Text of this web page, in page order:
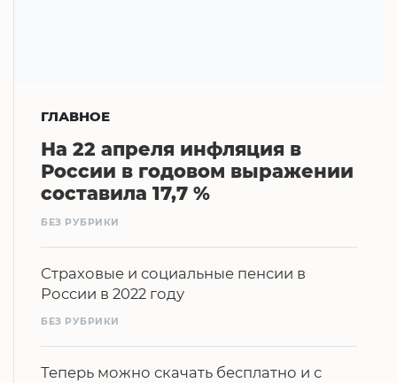
ГЛАВНОЕ
На 22 апреля инфляция в
России в годовом выражении
составила 17,7 %
БЕЗ РУБРИКИ
Страховые и социальные пенсии в
России в 2022 году
БЕЗ РУБРИКИ
Теперь можно скачать бесплатно и с